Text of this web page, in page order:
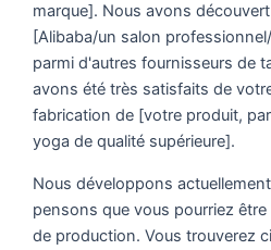
marque]. Nous avons
[Alibaba/un salon
parmi d'autres fournisseurs de
avons été très satisfaits de
fabrication de [votre produit,
yoga de qualité supérieure].
Nous développons
pensons que vous pourriez
de production. Vous trouverez